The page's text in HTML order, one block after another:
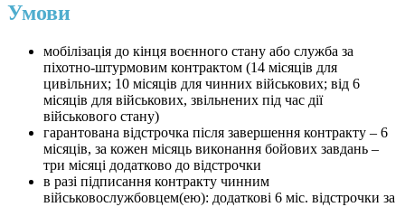
Умови
мобілізація до кінця воєнного стану або служба за
піхотно-штурмовим контрактом (14 місяців для
цивільних; 10 місяців для чинних військових; від 6
місяців для військових, звільнених під час дії
військового стану)
гарантована відстрочка після завершення контракту – 6
місяців, за кожен місяць виконання бойових завдань –
три місяці додатково до відстрочки
в разі підписання контракту чинним
військовослужбовцем(ею): додаткові 6 міс. відстрочки за